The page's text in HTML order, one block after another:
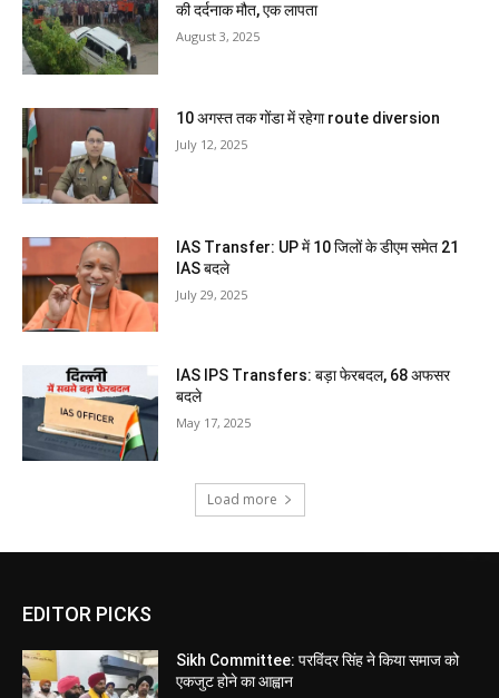
की दर्दनाक मौत, एक लापता
August 3, 2025
10 अगस्त तक गोंडा में रहेगा route diversion
July 12, 2025
IAS Transfer: UP में 10 जिलों के डीएम समेत 21
IAS बदले
July 29, 2025
IAS IPS Transfers: बड़ा फेरबदल, 68 अफसर
बदले
May 17, 2025
Load more
EDITOR PICKS
Sikh Committee: परविंदर सिंह ने किया समाज को
एकजुट होने का आह्वान